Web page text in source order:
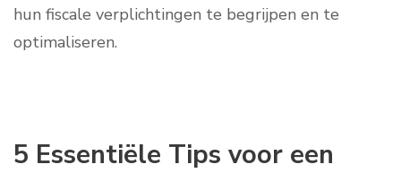
hun fiscale verplichtingen te begrijpen en te
optimaliseren.
5 Essentiële Tips voor een